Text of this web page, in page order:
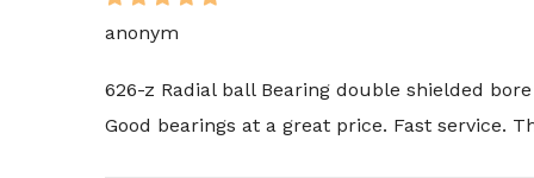
anonym
626-z Radial ball Bearing double shielded
Good bearings at a great price. Fast service.